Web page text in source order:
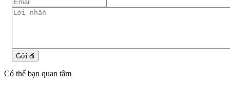
Gửi đi
Có thể bạn quan tâm